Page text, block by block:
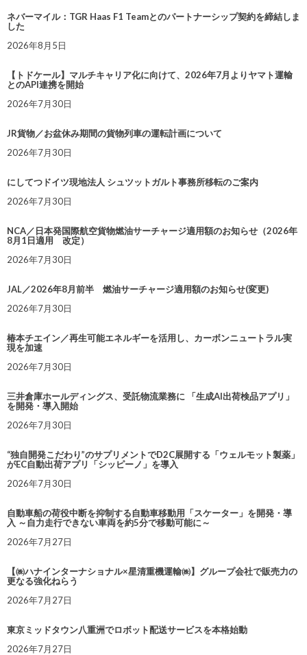
ネバーマイル：TGR Haas F1 Teamとのパートナーシップ契約を締結しま
した
2026年8月5日
【トドケール】マルチキャリア化に向けて、2026年7月よりヤマト運輸
とのAPI連携を開始
2026年7月30日
JR貨物／お盆休み期間の貨物列車の運転計画について
2026年7月30日
にしてつドイツ現地法人 シュツットガルト事務所移転のご案内
2026年7月30日
NCA／日本発国際航空貨物燃油サーチャージ適用額のお知らせ（2026年
8月1日適用 改定）
2026年7月30日
JAL／2026年8月前半 燃油サーチャージ適用額のお知らせ(変更)
2026年7月30日
椿本チエイン／再生可能エネルギーを活用し、カーボンニュートラル実
現を加速
2026年7月30日
三井倉庫ホールディングス、受託物流業務に 「生成AI出荷検品アプリ」
を開発・導入開始
2026年7月30日
“独自開発こだわり”のサプリメントでD2C展開する「ウェルモット製薬」
がEC自動出荷アプリ「シッピーノ」を導入
2026年7月30日
自動車船の荷役中断を抑制する自動車移動用「スケーター」を開発・導
入 ～自力走行できない車両を約5分で移動可能に～
2026年7月27日
【㈱ハナインターナショナル×星清重機運輸㈱】グループ会社で販売力の
更なる強化ねらう
2026年7月27日
東京ミッドタウン八重洲でロボット配送サービスを本格始動
2026年7月27日